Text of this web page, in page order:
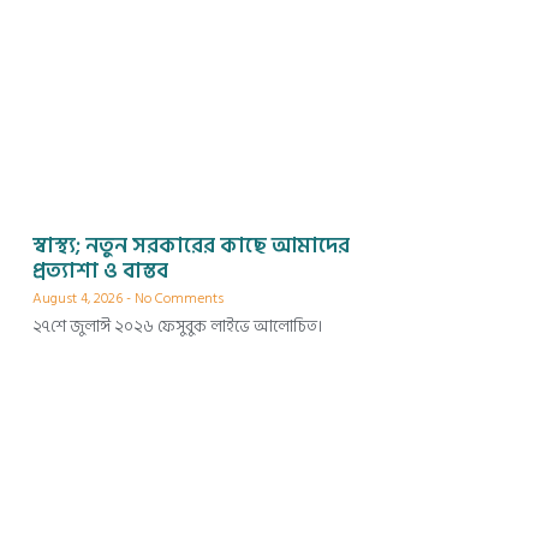
স্বাস্থ্য; নতুন সরকারের কাছে আমাদের
প্রত্যাশা ও বাস্তব
August 4, 2026 No Comments
২৭শে জুলাঈ ২০২৬ ফেসুবুক লাইভে আলোচিত।